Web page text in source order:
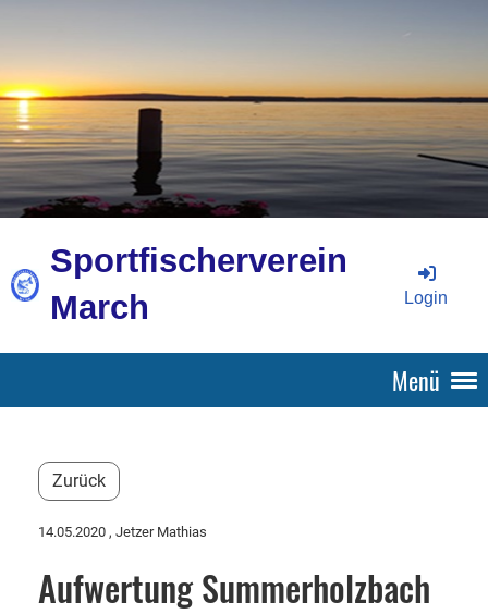
Sportfischerverein
March
Login
Menü
Zurück
14.05.2020 , Jetzer Mathias
Aufwertung Summerholzbach